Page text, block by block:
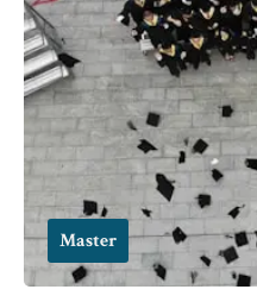
Master